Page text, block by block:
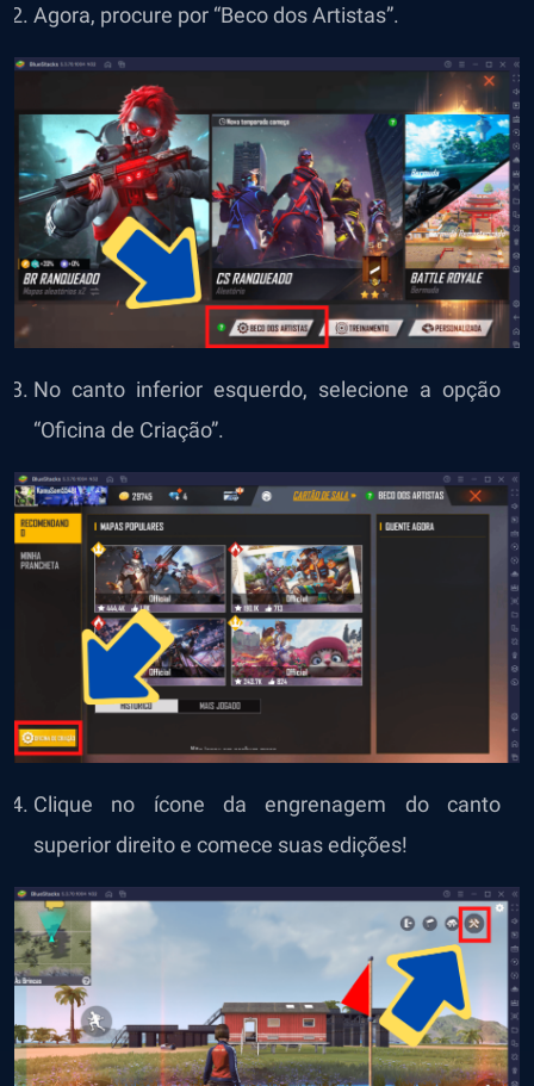
Agora, procure por “Beco dos Artistas”.
No canto inferior esquerdo, selecione a opção
“Oficina de Criação”.
Clique no ícone da engrenagem do canto
superior direito e comece suas edições!